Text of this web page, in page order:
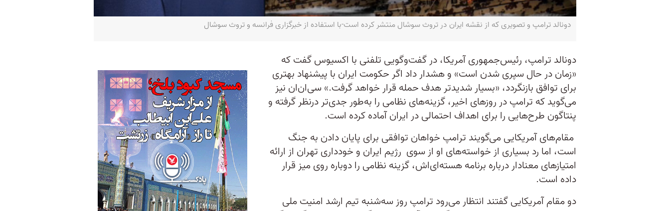
دونالد ترامپ و تصویری که از نقشه ایران در تروث سوشال منتشر کرده است-با استفاده از خبرگزاری فرانسه و تروث سوشال
دونالد ترامپ، رئیس‌جمهوری آمریکا، در گفت‌وگویی تلفنی با اکسیوس گفت که
«زمان در حال سپری شدن است» و هشدار داد اگر حکومت ایران با پیشنهاد بهتری
برای توافق بازنگردد، «بسیار شدیدتر هدف حمله قرار خواهد گرفت.» سی‌ان‌ان نیز
می‌گوید که ترامپ در روزهای اخیر، گزینه‌های نظامی را به‌طور جدی‌تر درنظر گرفته و
پنتاگون طرح‌هایی را برای اهداف احتمالی در ایران آماده کرده است.
مقام‌های آمریکایی می‌گویند ترامپ خواهان توافقی برای پایان دادن به جنگ
است، اما رد بسیاری از خواسته‌های او از سوی رژیم ایران و خودداری تهران از ارائه
امتیازهای معنادار درباره برنامه هسته‌ای‌اش، گزینه نظامی را دوباره روی میز قرار
داده است.
دو مقام آمریکایی گفتند انتظار می‌رود ترامپ روز سه‌شنبه تیم ارشد امنیت ملی